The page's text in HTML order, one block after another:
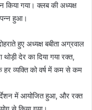
किया गया। क्लब की अध्यक्ष
हुआ।
हुए अध्यक्ष बबीता अग्रवाल
देर का दिया गया रक्त,
हर व्यक्ति को वर्ष में कम से कम
में आयोजित हुआ, और रक्त